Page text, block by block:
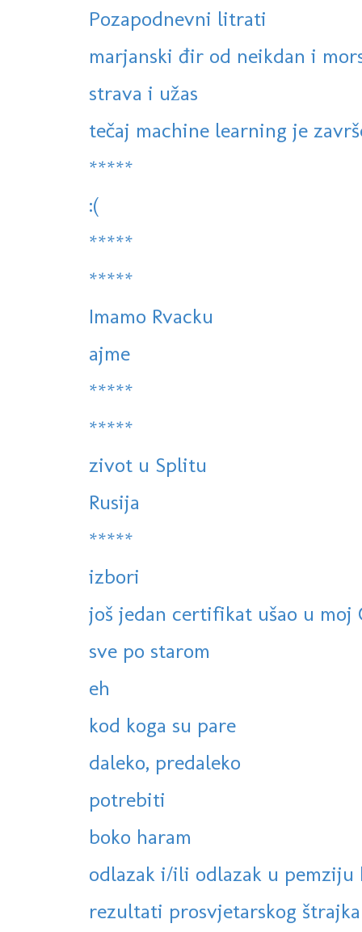
Pozapodnevni litrati
marjanski đir od neikdan i
strava i užas
tečaj machine learning je
*****
:(
*****
*****
Imamo Rvacku
ajme
*****
*****
zivot u Splitu
Rusija
*****
izbori
još jedan certifikat ušao u moj
sve po starom
eh
kod koga su pare
daleko, predaleko
potrebiti
boko haram
odlazak i/ili odlazak u pemziju
rezultati prosvjetarskog štrajka